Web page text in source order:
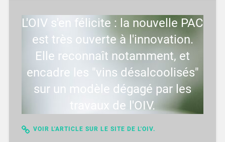
L'OIV s'en félicite : la nouvelle PAC
est très ouverte à l'innovation.
Elle reconnaît notamment, et
encadre les "vins désalcoolisés"
sur un modèle dégagé par les
travaux de l'OIV.
VOIR L'ARTICLE SUR LE SITE DE L'OIV.